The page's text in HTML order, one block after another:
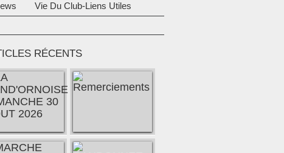
Vie Du Club-Liens Utiles
RÉCENTS